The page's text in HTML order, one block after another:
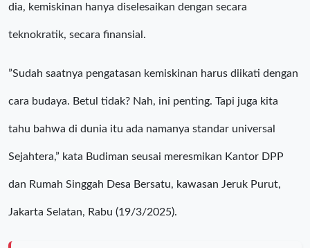
dia, kemiskinan hanya diselesaikan dengan secara
teknokratik, secara finansial.
”Sudah saatnya pengatasan kemiskinan harus diikati dengan
cara budaya. Betul tidak? Nah, ini penting. Tapi juga kita
tahu bahwa di dunia itu ada namanya standar universal
Sejahtera,” kata Budiman seusai meresmikan Kantor DPP
dan Rumah Singgah Desa Bersatu, kawasan Jeruk Purut,
Jakarta Selatan, Rabu (19/3/2025).